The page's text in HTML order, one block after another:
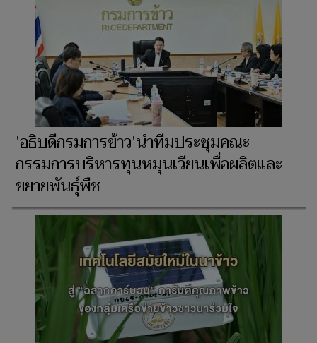
'อธิบดีกรมการข้าว'นำทีมประชุมคณะ
กรรมการบริหารทุนหมุนเวียนเพื่อผลิตและ
ขยายพันธุ์พืช